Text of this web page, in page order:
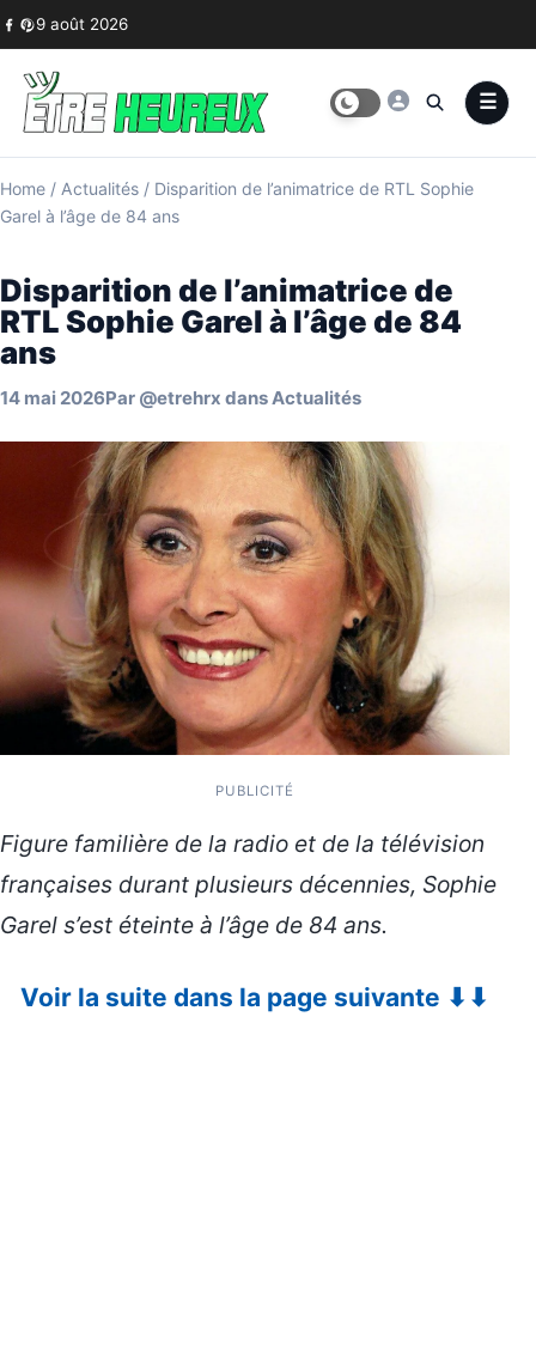
Skip to content
9 août 2026
Home / Actualités / Disparition de l’animatrice de RTL Sophie
Garel à l’âge de 84 ans
Disparition de l’animatrice de
RTL Sophie Garel à l’âge de 84
ans
14 mai 2026Par @etrehrx dansActualités
PUBLICITÉ
Figure familière de la radio et de la télévision
françaises durant plusieurs décennies, Sophie
Garel s’est éteinte à l’âge de 84 ans.
Voir la suite dans la page suivante ⬇⬇